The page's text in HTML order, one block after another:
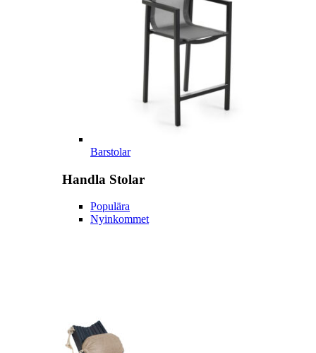
Barstolar
Handla Stolar
Populära
Nyinkommet